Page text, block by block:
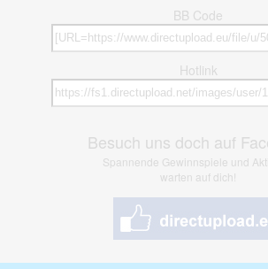
BB Code
Hotlink
Besuch uns doch auf
Spannende Gewinnspiele und
warten auf dich!